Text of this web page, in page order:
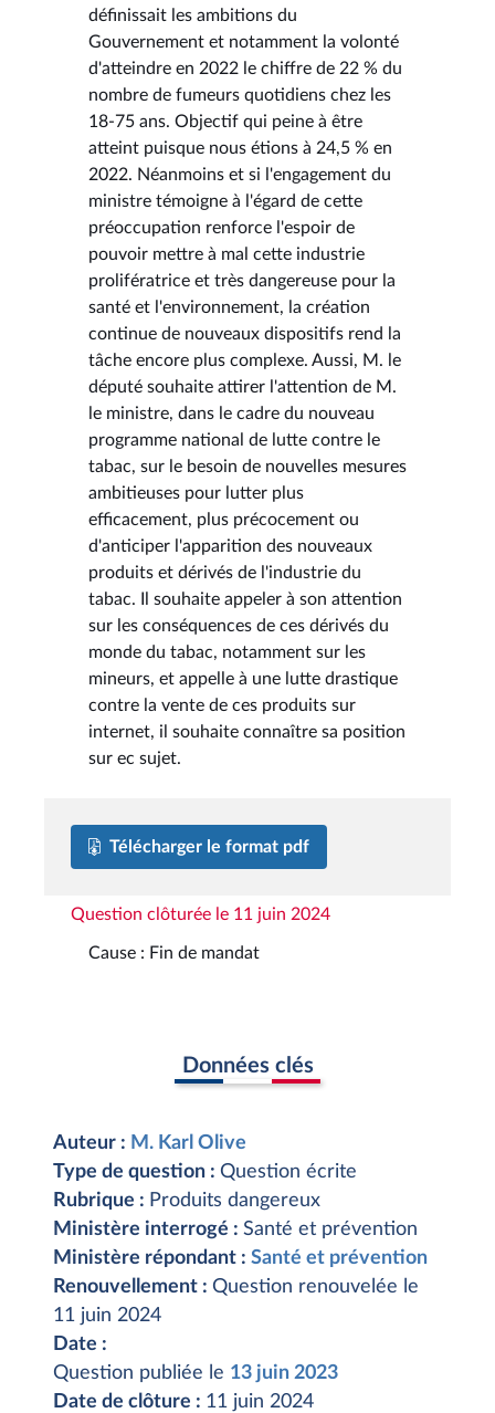
définissait les ambitions du
Gouvernement et notamment la volonté
d'atteindre en 2022 le chiffre de 22 % du
nombre de fumeurs quotidiens chez les
18-75 ans. Objectif qui peine à être
atteint puisque nous étions à 24,5 % en
2022. Néanmoins et si l'engagement du
ministre témoigne à l'égard de cette
préoccupation renforce l'espoir de
pouvoir mettre à mal cette industrie
prolifératrice et très dangereuse pour la
santé et l'environnement, la création
continue de nouveaux dispositifs rend la
tâche encore plus complexe. Aussi, M. le
député souhaite attirer l'attention de M.
le ministre, dans le cadre du nouveau
programme national de lutte contre le
tabac, sur le besoin de nouvelles mesures
ambitieuses pour lutter plus
efficacement, plus précocement ou
d'anticiper l'apparition des nouveaux
produits et dérivés de l'industrie du
tabac. Il souhaite appeler à son attention
sur les conséquences de ces dérivés du
monde du tabac, notamment sur les
mineurs, et appelle à une lutte drastique
contre la vente de ces produits sur
internet, il souhaite connaître sa position
sur ec sujet.
Télécharger le format pdf
Question clôturée le 11 juin 2024
Cause : Fin de mandat
Données clés
Auteur : M. Karl Olive
Type de question : Question écrite
Rubrique : Produits dangereux
Ministère interrogé : Santé et prévention
Ministère répondant : Santé et prévention
Renouvellement : Question renouvelée le
11 juin 2024
Date :
Question publiée le 13 juin 2023
Date de clôture : 11 juin 2024